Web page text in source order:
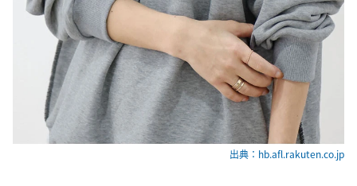
出典：hb.afl.rakuten.co.jp